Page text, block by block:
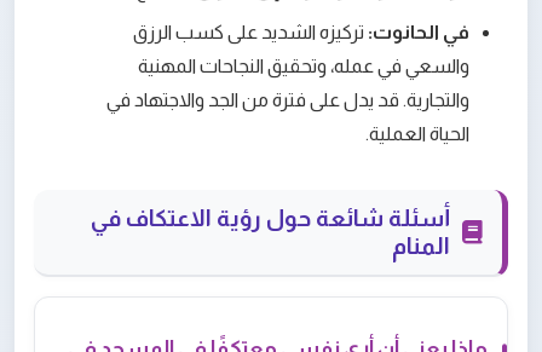
في الحانوت: تركيزه الشديد على كسب الرزق
والسعي في عمله، وتحقيق النجاحات المهنية
والتجارية. قد يدل على فترة من الجد والاجتهاد في
الحياة العملية.
أسئلة شائعة حول رؤية الاعتكاف في
المنام